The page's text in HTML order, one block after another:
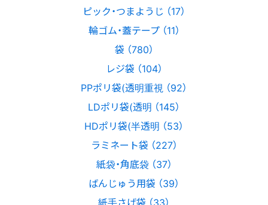
ピック・つまようじ （17）
輪ゴム・蓋テープ （11）
袋 （780）
レジ袋 （104）
PPポリ袋(透明重視 （92）
LDポリ袋(透明 （145）
HDポリ袋(半透明 （53）
ラミネート袋 （227）
紙袋・角底袋 （37）
ばんじゅう用袋 （39）
紙手さげ袋 （33）